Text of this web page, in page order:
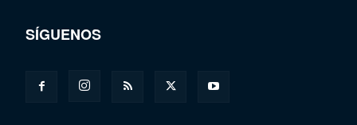
SÍGUENOS